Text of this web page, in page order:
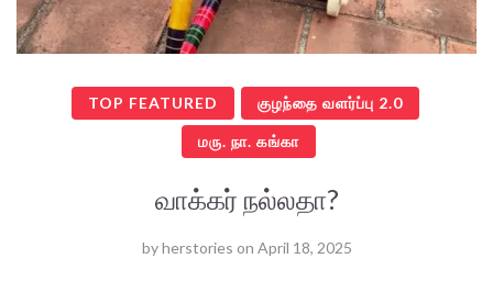
TOP FEATURED குழந்தை வளர்ப்பு 2.0
மரு. நா. கங்கா
வாக்கர் நல்லதா?
byherstories on April 18, 2025